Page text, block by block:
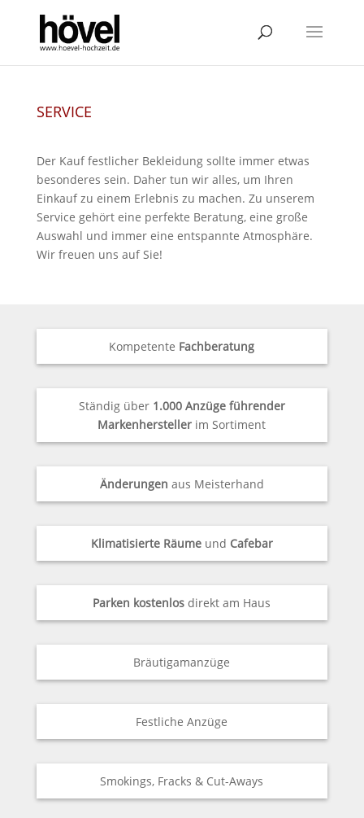
SERVICE
Der Kauf festlicher Bekleidung sollte immer etwas
besonderes sein. Daher tun wir alles, um Ihren
Einkauf zu einem Erlebnis zu machen. Zu unserem
Service gehört eine perfekte Beratung, eine große
Auswahl und immer eine entspannte Atmosphäre.
Wir freuen uns auf Sie!
Kompetente Fachberatung
Ständig über 1.000 Anzüge führender
Markenhersteller im Sortiment
Änderungen aus Meisterhand
Klimatisierte Räumeund Cafebar
Parken kostenlos direkt am Haus
Bräutigamanzüge
Festliche Anzüge
Smokings, Fracks & Cut-Aways